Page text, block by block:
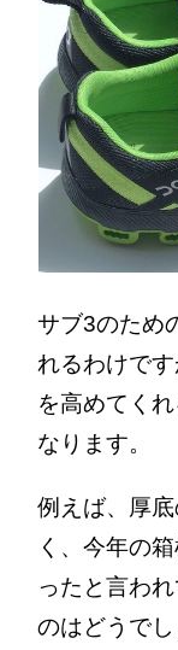
サブ3のため
れるわけで
を高めてく
なります。
例えば、厚
く、今年の
ったと言わ
のはどうでし